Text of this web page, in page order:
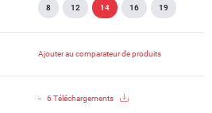
8 12 14 16 19
Ajouter au comparateur de produits
6 Téléchargements